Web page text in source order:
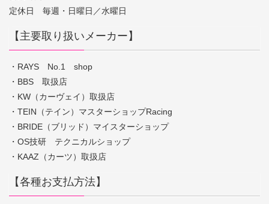
定休日 毎週・日曜日／水曜日
【主要取り扱いメーカー】
・RAYS No.1 shop
・BBS 取扱店
・KW（カーヴェイ）取扱店
・TEIN（テイン）マスターショップRacing
・BRIDE（ブリッド）マイスターショップ
・OS技研 テクニカルショップ
・KAAZ（カーツ）取扱店
【各種お支払方法】